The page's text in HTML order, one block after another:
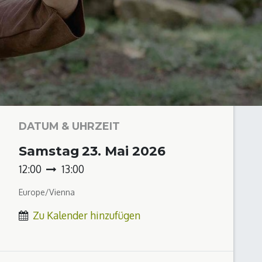
DATUM & UHRZEIT
Samstag 23. Mai 2026
12:00 13:00
Europe/Vienna
Zu Kalender hinzufügen